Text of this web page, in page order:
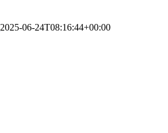
2025-06-24T08:16:44+00:00